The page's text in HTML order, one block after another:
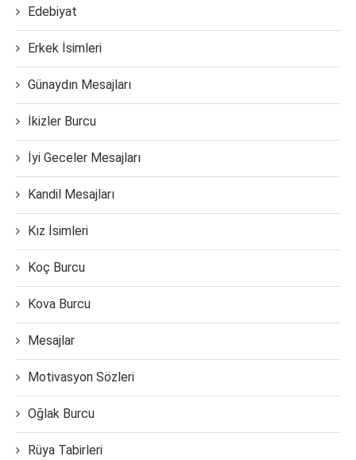
Edebiyat
Erkek İsimleri
Günaydın Mesajları
İkizler Burcu
İyi Geceler Mesajları
Kandil Mesajları
Kız İsimleri
Koç Burcu
Kova Burcu
Mesajlar
Motivasyon Sözleri
Oğlak Burcu
Rüya Tabirleri